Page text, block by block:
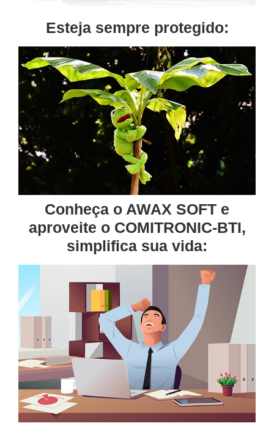
Esteja sempre protegido:
Conheça o AWAX SOFT e
aproveite o COMITRONIC-BTI,
simplifica sua vida: